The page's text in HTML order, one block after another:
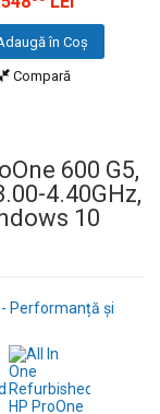
în Coş
Compară
600 G5,
4.40GHz,
10